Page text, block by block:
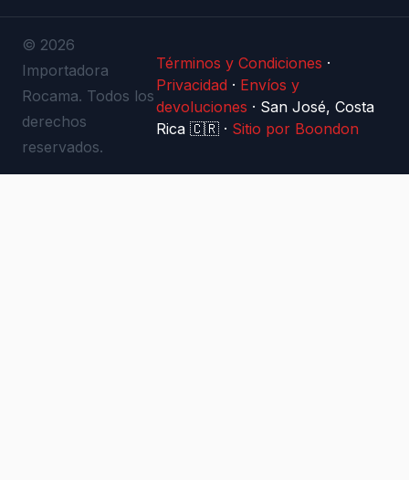
© 2026
Importadora
Rocama. Todos los
derechos
reservados.
Términos y Condiciones ·
Privacidad · Envíos y
devoluciones · San José, Costa
Rica 🇨🇷 · Sitio por Boondon